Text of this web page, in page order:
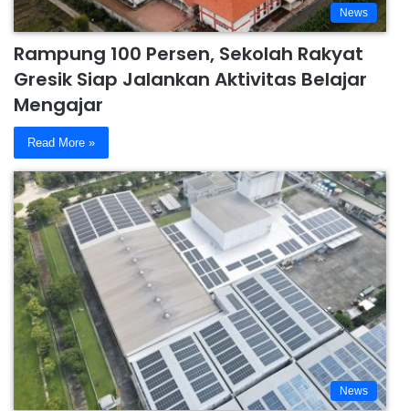
News
Rampung 100 Persen, Sekolah Rakyat
Gresik Siap Jalankan Aktivitas Belajar
Mengajar
Read More »
News